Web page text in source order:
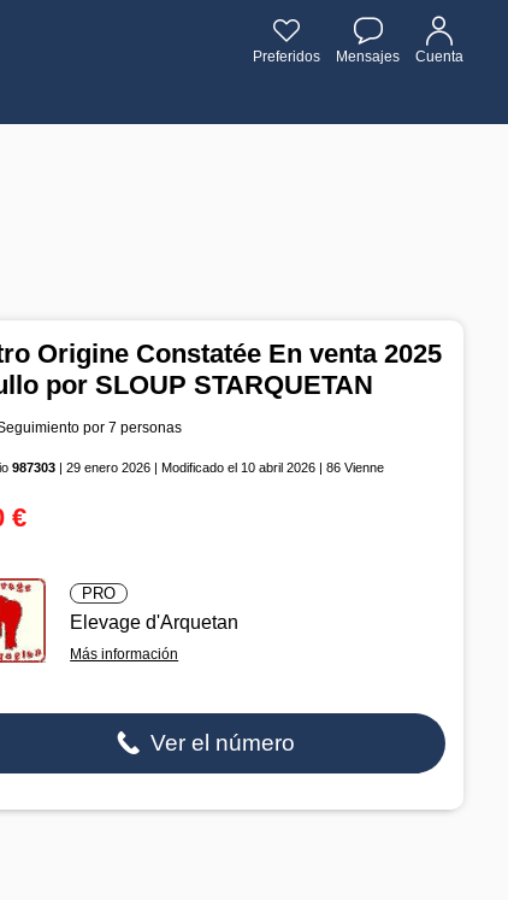
Preferidos Mensajes Cuenta
Origine Constatée En venta 2025
por SLOUP STARQUETAN
por 7 personas
987303 | 29 enero 2026 | Modificado el 10 abril 2026 | 86 Vienne
€
PRO
Elevage d'Arquetan
Más información
Ver el número